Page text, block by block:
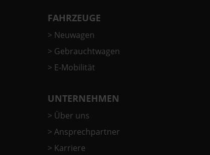
FAHRZEUGE
> Neuwagen
> Gebrauchtwagen
> E-Mobilität
UNTERNEHMEN
> Über uns
> Ansprechpartner
> Karriere